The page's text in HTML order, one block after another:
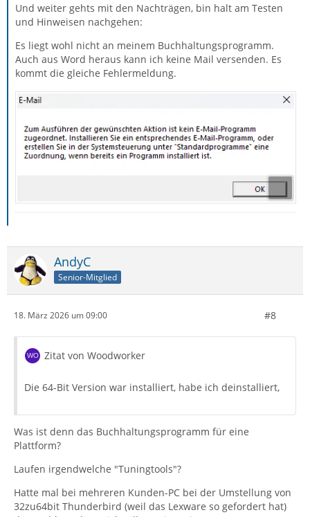
Und weiter gehts mit den Nachträgen, bin halt am Testen
und Hinweisen nachgehen:
Es liegt wohl nicht an meinem Buchhaltungsprogramm.
Auch aus Word heraus kann ich keine Mail versenden. Es
kommt die gleiche Fehlermeldung.
AndyC
Senior-Mitglied
18. März 2026 um 09:00 #8
Zitat von Woodworker
Die 64-Bit Version war installiert, habe ich deinstalliert,
Was ist denn das Buchhaltungsprogramm für eine
Plattform?
Laufen irgendwelche "Tuningtools"?
Hatte mal bei mehreren Kunden-PC bei der Umstellung von
32zu64bit Thunderbird (weil das Lexware so gefordert hat)